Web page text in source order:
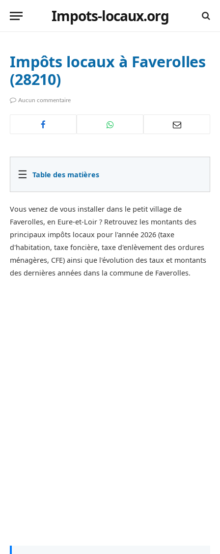
Impots-locaux.org
Impôts locaux à Faverolles
(28210)
Aucun commentaire
☰ Table des matières
Vous venez de vous installer dans le petit village de
Faverolles, en Eure-et-Loir ? Retrouvez les montants des
principaux impôts locaux pour l'année 2026 (taxe
d'habitation, taxe foncière, taxe d'enlèvement des ordures
ménagères, CFE) ainsi que l'évolution des taux et montants
des dernières années dans la commune de Faverolles.